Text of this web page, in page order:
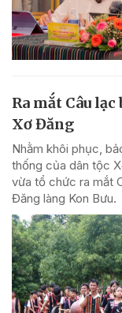
Ra mắt Câu
Xơ Đăng
Nhằm khôi phục,
thống của dân tộc
vừa tổ chức ra mắt
Đăng làng Kon Bưu.